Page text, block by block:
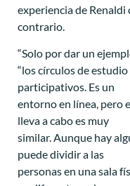
experiencia de Renaldi
contrario.
“Solo por dar un
“los círculos de
participativos. Es un
entorno en línea, pero
lleva a cabo es muy
similar. Aunque hay
puede dividir a las
personas en una sala